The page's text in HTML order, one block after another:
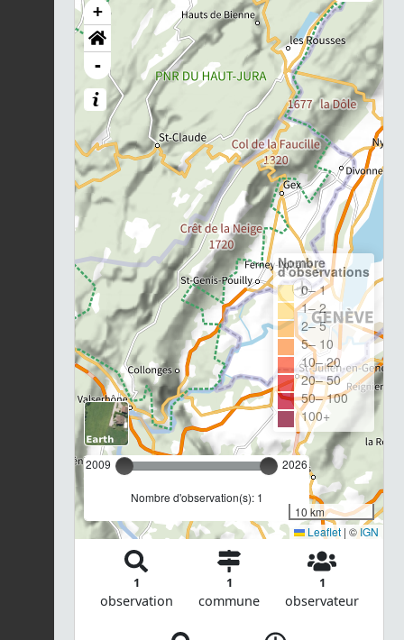
+
-
2009 2026
Nombre d'observation(s): 1
Nombre
d'observations
0– 1
1– 2
2– 5
5– 10
10– 20
20– 50
50– 100
100+
10 km
Leaflet | ©IGN
1
observation
1
commune
1
observateur